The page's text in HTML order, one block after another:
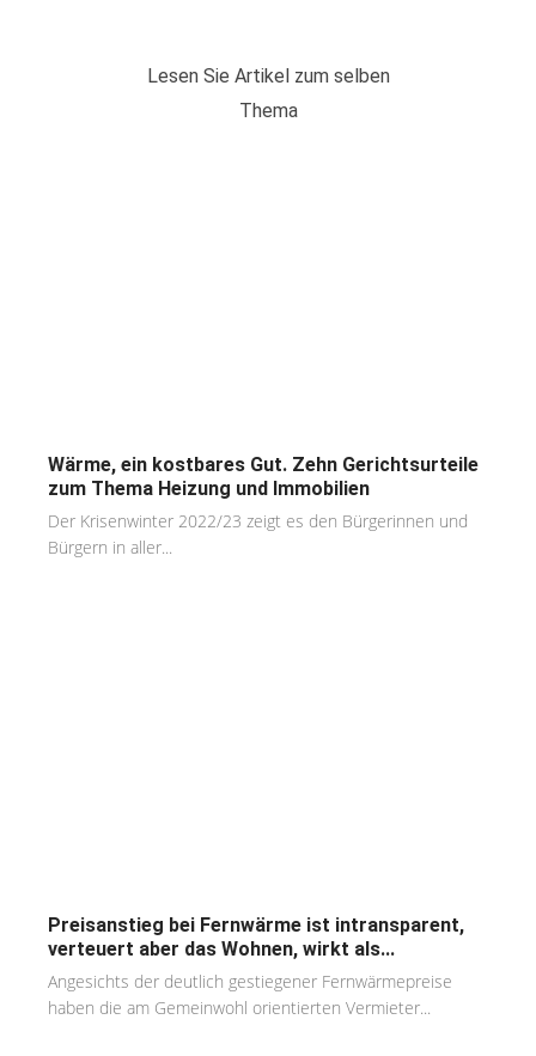
Lesen Sie Artikel zum selben
Thema
Wärme, ein kostbares Gut. Zehn Gerichtsurteile
zum Thema Heizung und Immobilien
Der Krisenwinter 2022/23 zeigt es den Bürgerinnen und
Bürgern in aller...
Preisanstieg bei Fernwärme ist intransparent,
verteuert aber das Wohnen, wirkt als...
Angesichts der deutlich gestiegener Fernwärmepreise
haben die am Gemeinwohl orientierten Vermieter...